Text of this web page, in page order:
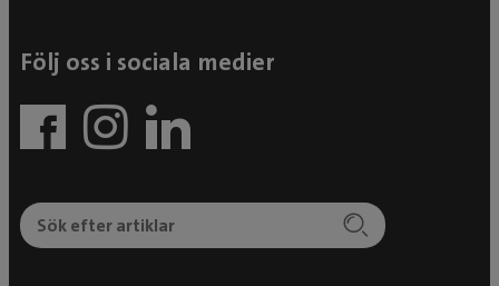
Följ oss i sociala medier